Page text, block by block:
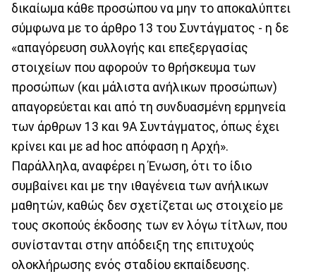
δικαίωμα κάθε προσώπου να μην το αποκαλύπτει
σύμφωνα με το άρθρο 13 του Συντάγματος - η δε
«απαγόρευση συλλογής και επεξεργασίας
στοιχείων που αφορούν το θρήσκευμα των
προσώπων (και μάλιστα ανήλικων προσώπων)
απαγορεύεται και από τη συνδυασμένη ερμηνεία
των άρθρων 13 και 9Α Συντάγματος, όπως έχει
κρίνει και με ad hoc απόφαση η Αρχή».
Παράλληλα, αναφέρει η Ένωση, ότι το ίδιο
συμβαίνει και με την ιθαγένεια των ανήλικων
μαθητών, καθώς δεν σχετίζεται ως στοιχείο με
τους σκοπούς έκδοσης των εν λόγω τίτλων, που
συνίστανται στην απόδειξη της επιτυχούς
ολοκλήρωσης ενός σταδίου εκπαίδευσης.